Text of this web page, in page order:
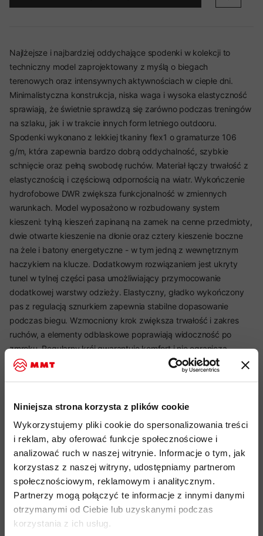
Niniejsza strona korzysta z plików cookie
Wykorzystujemy pliki cookie do spersonalizowania treści
i reklam, aby oferować funkcje społecznościowe i
analizować ruch w naszej witrynie. Informacje o tym, jak
korzystasz z naszej witryny, udostępniamy partnerom
społecznościowym, reklamowym i analitycznym.
Partnerzy mogą połączyć te informacje z innymi danymi
otrzymanymi od Ciebie lub uzyskanymi podczas
korzystania z ich usług.
Najlżejsze i najbardziej oddychające spodenki w kolekcji to
techniczny model zaprojektowany z myślą o biegach
terenowych oraz intensywnych aktywnościach w ciepłe dni.
Minimalistyczna konstrukcja, niska waga i wysoka elastyczność
sprawiają, że świetnie sprawdzą się zarówno podczas treningów
na szlaku, jak i w trakcie innych form letniego outdooru.
Spodenki wykonano z lekkiej tkaniny flex1 o gramaturze 106
g/m, która zapewnia bardzo dobrą oddychalność, szybkie
schnięcie oraz pełną swobodę ruchów. Materiał łączy trwałość z
elastycznością i częściową odpornością na wiatr. Wykończenie
hydrofobowe DWR zwiększa funkcjonalność w zmiennych
warunkach. Model wyposażono w rozbudowany system
kieszeni: tylną kieszeń zapinaną na zamek na cenne przedmioty,
dwie otwarte kieszenie na dłonie oraz cztery kieszenie boczne
na żele i batony energetyczne - w tym jedną z wewnętrznym
haczykiem na klucze. Dodatkowym rozwiązaniem jest ukryty
tunel w tylnej części pasa umożliwiający przymocowanie
dodatkowej warstwy odzieży. Elastyczny, gładko wykończony
pas z regulacją sznurkiem zapewnia stabilne dopasowanie
podczas biegu. Wzmocniony krok zwiększa trwałość i zakres
ruchów, a elementy odblaskowe poprawiają widoczność po
zmroku. Regularny krój gwarantuje komfort i nie ogranicza
mobilności.
Najważniejsze cechy:
idealny produkt do: biegi terenowe, treningi outdoorowe,
aktywności w ciepłe dni
najlżejsze i najbardziej oddychające spodenki w kolekcji
wysoka oddychalność i szybkie schnięcie
pełna elastyczność i swoboda ruchów
częściowa odporność na wiatr